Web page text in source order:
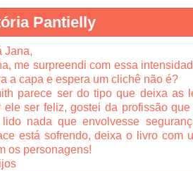
Pantielly
Jana,
me surpreendi com essa
a capa e espera um clichê não é?
parece ser do tipo que deixa as
ele ser feliz, gostei da profissão
nada que envolvesse
está sofrendo, deixa o livro com
os personagens!